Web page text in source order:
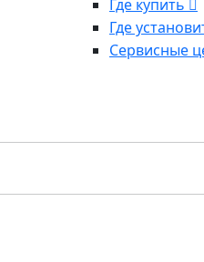
Где купить
Где
Сервисные